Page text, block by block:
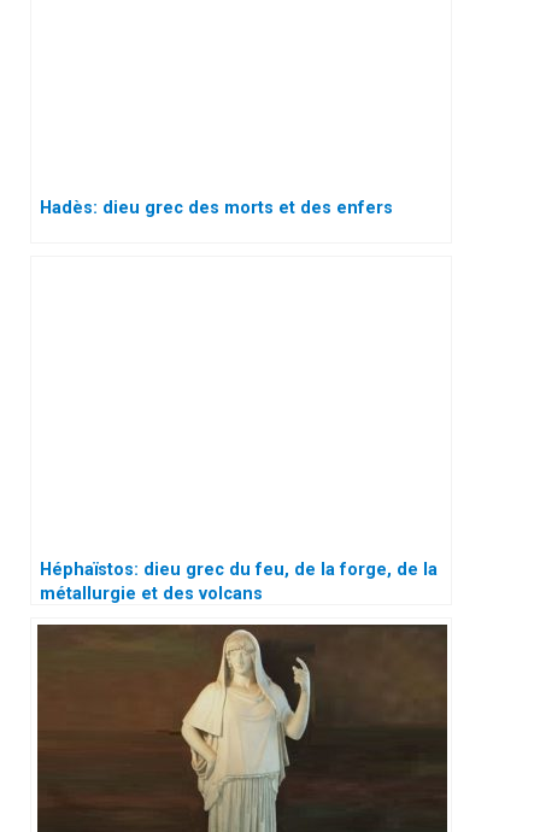
Hadès: dieu grec des morts et des enfers
Héphaïstos: dieu grec du feu, de la forge, de la
métallurgie et des volcans